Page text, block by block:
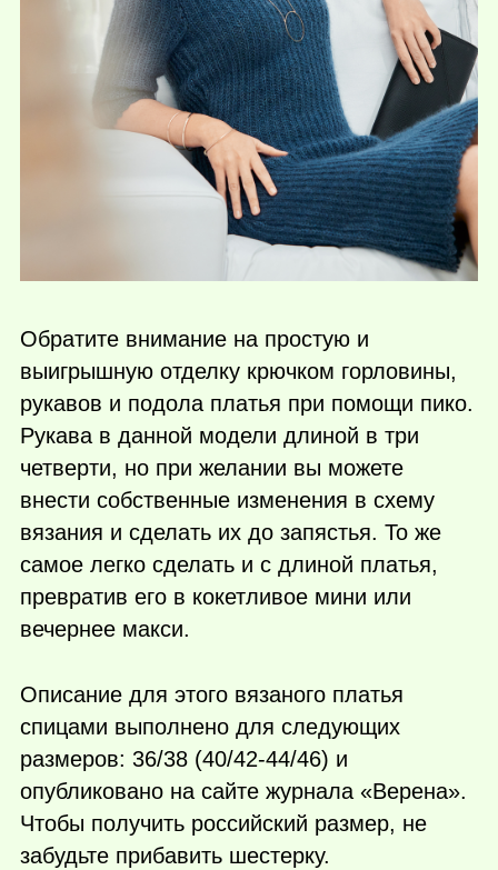
Обратите внимание на простую и
выигрышную отделку крючком горловины,
рукавов и подола платья при помощи пико.
Рукава в данной модели длиной в три
четверти, но при желании вы можете
внести собственные изменения в схему
вязания и сделать их до запястья. То же
самое легко сделать и с длиной платья,
превратив его в кокетливое мини или
вечернее макси.
Описание для этого вязаного платья
спицами выполнено для следующих
размеров: 36/38 (40/42-44/46) и
опубликовано на сайте журнала «Верена».
Чтобы получить российский размер, не
забудьте прибавить шестерку.